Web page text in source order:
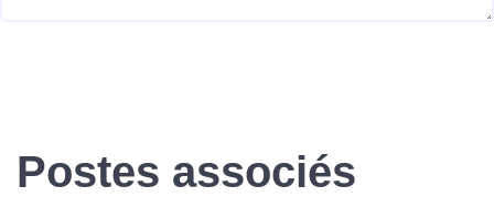
Postes associés